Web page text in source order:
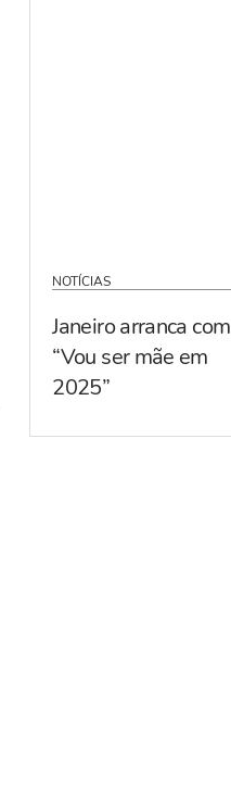
NOTÍCIAS
Janeiro arranca com
“Vou ser mãe em
2025”